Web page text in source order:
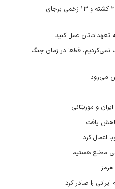
انفجار اتوبوس در حومه دمشق ۲ کشته و ۱۳ زخمی برجای
تعهدات‌تان عمل کنید
نمی‌کردیم، قطعا در زمان جنگ
می‌رود
و موریتانی
اعمال کرد
مطلع هستیم
را صادر کرد